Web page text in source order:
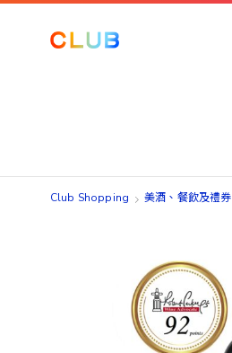
Club Shopping 美酒、餐飲及禮券​